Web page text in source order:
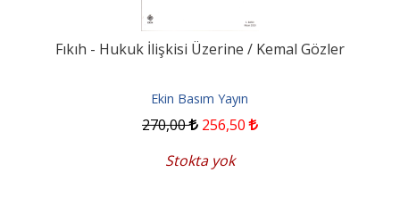
Fıkıh - Hukuk İlişkisi Üzerine / Kemal Gözler
Ekin Basım Yayın
270,00 256,50
Stokta yok